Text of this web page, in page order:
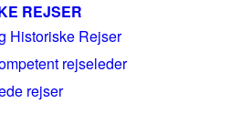
REJSER
Historiske Rejser
rejseleder
rejser